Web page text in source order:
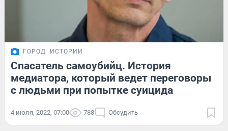
ГОРОД ИСТОРИИ
Спасатель самоубийц. История
медиатора, который ведет переговоры
с людьми при попытке суицида
4 июля, 2022, 07:00 788 Обсудить